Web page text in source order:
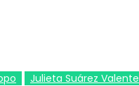
Julieta Suárez Valente